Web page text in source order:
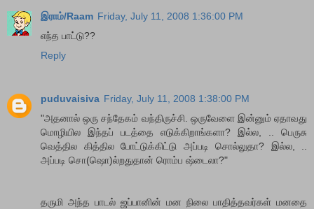
இராம்/Raam Friday, July 11, 2008 1:36:00 PM
எந்த பாட்டு??
Reply
puduvaisiva Friday, July 11, 2008 1:38:00 PM
"அதனால் ஒரு சந்தேகம் வந்திருச்சி. ஒருவேளை இன்னும் ஏதாவது
மொழியில இந்தப் படத்தை எடுக்கிறாங்களா? இல்ல, .. பெருசு
வெத்தில கித்தில போட்டுக்கிட்டு அப்படி சொல்லுதா? இல்ல, ..
அப்படி சொ(ஷொ)ல்றதுதான் ரொம்ப ஷ்டைலா?"
தருமி அந்த பாடல் ஜப்பானின் மன நிலை பாதித்தவர்கள் மனதை